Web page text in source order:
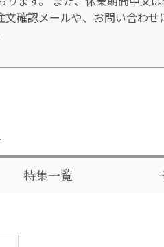
確認メールや、お問い合わ
特集一覧